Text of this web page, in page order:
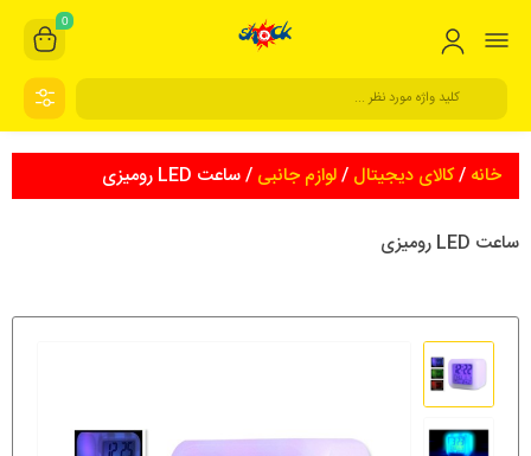
0
خانه /کالای دیجیتال /لوازم جانبی / ساعت LED رومیزی
ساعت LED رومیزی